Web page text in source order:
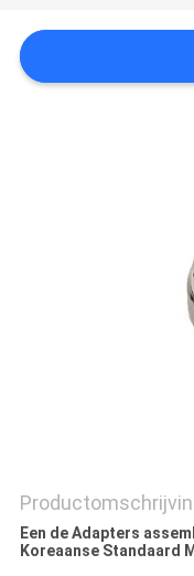
POLICY
Een de Adapters
Koreaanse Standaard